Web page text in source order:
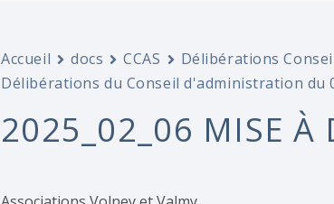
Accueil docs CCAS
Délibérations
Délibérations du Conseil d'administration du
2025_02_06 MISE À